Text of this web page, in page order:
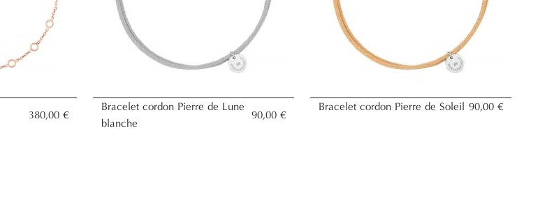
380,00 €
Bracelet cordon Pierre de Lune
blanche
90,00 €
Bracelet cordon Pierre de Soleil 90,00 €